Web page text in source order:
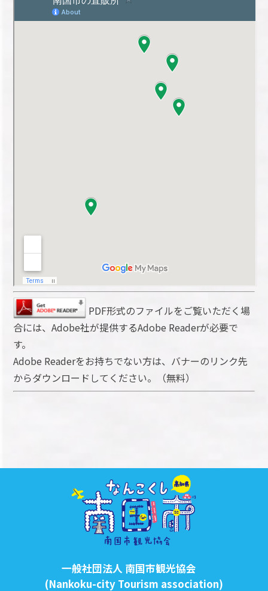
PDF形式のファイルをご覧いただく場
合には、Adobe社が提供するAdobe Readerが必要で
す。
Adobe Readerをお持ちでない方は、バナーのリンク先
からダウンロードしてください。（無料）
一般社団法人 南国市観光協会
(Nankoku-city Tourism association)